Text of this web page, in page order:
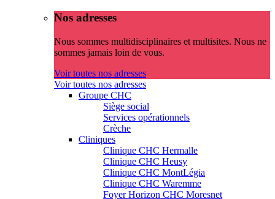
Nos adresses
Nous sommes multidisciplinaires et multisites. Nous ne
sommes jamais loin de vous.
Voir toutes nos adresses
Voir toutes nos adresses
Groupe CHC
Siège social
Services opérationnels
Crèche
Cliniques
Clinique CHC Hermalle
Clinique CHC Heusy
Clinique CHC MontLégia
Clinique CHC Waremme
Foyer Horizon CHC Moresnet